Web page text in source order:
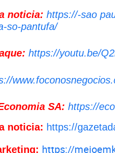
noticia: https://-sao
so-pantufa/
https://youtu.be/
SA: https://
noticia: https://
https://